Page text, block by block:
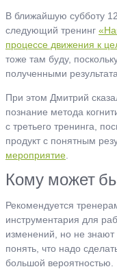
В ближайшую субботу
следующий тренинг
процессе движения к
тоже там буду,
полученными
При этом Дмитрий
познание метода
с третьего тренинга,
продукт с понятным
мероприятие
Кому может
Рекомендуется
инструментария для
изменений, но не знают
понять, что надо
большой вероятностью.